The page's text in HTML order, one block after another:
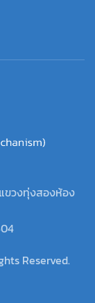
ขวงทุ่งสองห้อง
Reserved.